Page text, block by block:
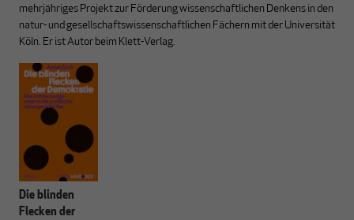
mehrjähriges Projekt zur Förderung wissenschaftlichen Denkens in den
natur- und gesellschaftswissenschaftlichen Fächern mit der Universität
Köln. Er ist Autor beim Klett-Verlag.
Die blinden
Flecken der